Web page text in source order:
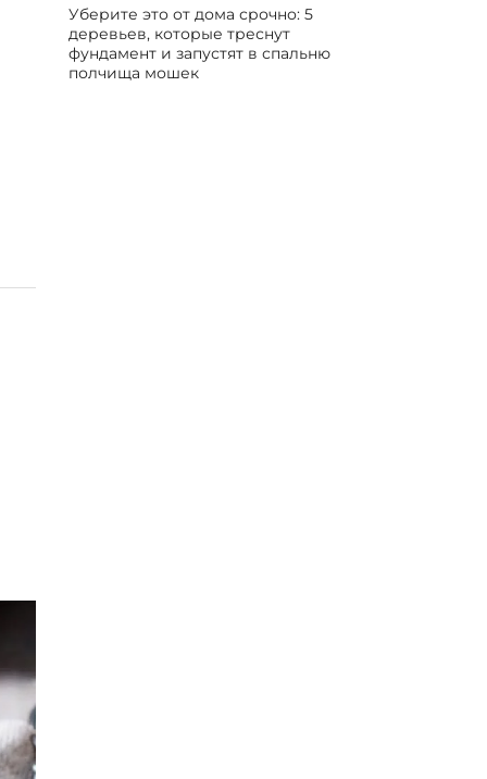
Уберите это от дома срочно: 5
деревьев, которые треснут
фундамент и запустят в спальню
полчища мошек